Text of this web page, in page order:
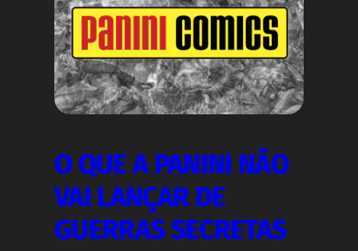
O QUE A PANINI NÃO
VAI LANÇAR DE
GUERRAS SECRETAS